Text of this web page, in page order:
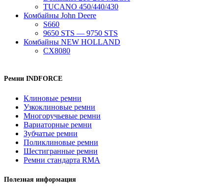
TUCANO 450/440/430
Комбайны John Deere
S660
9650 STS — 9750 STS
Комбайны NEW HOLLAND
CX8080
Ремни INDFORCE
Клиновые ремни
Узкоклиновые ремни
Многоручьевые ремни
Вариаторные ремни
Зубчатые ремни
Поликлиновые ремни
Шестигранные ремни
Ремни стандарта RMA
Полезная информация